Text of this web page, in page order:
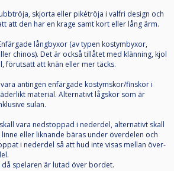
skjorta eller pikétröja i valfri design och
att den har en krage samt kort eller lång ärm.
långbyxor (av typen kostymbyxor,
chinos). Det är också tillåtet med klänning, kjol
förutsatt att knän eller mer täcks.
vara antingen enfärgade kostymskor/finskor i
material. Alternativt lågskor som är
sulan.
vara nedstoppad i nederdel, alternativt skall
linne eller liknande bäras under överdelen och
i nederdel så att hud inte visas mellan över-
då spelaren är lutad över bordet.